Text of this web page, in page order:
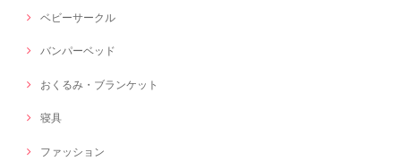
ベビーサークル
バンパーベッド
おくるみ・ブランケット
寝具
ファッション